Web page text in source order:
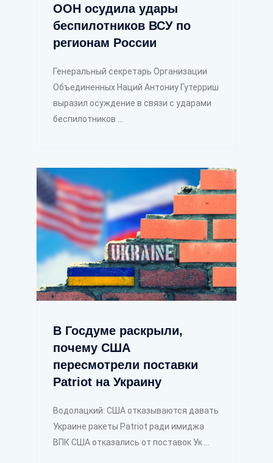
ООН осудила удары
беспилотников ВСУ по
регионам России
Генеральный секретарь Организации
Объединенных Наций Антониу Гутерриш
выразил осуждение в связи с ударами
беспилотников ...
В Госдуме раскрыли,
почему США
пересмотрели поставки
Patriot на Украину
Водолацкий: США отказываются давать
Украине ракеты Patriot ради имиджа
ВПК США отказались от поставок Ук ...